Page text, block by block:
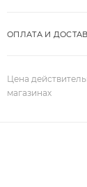
ОПЛАТА И
Цена
магазинах